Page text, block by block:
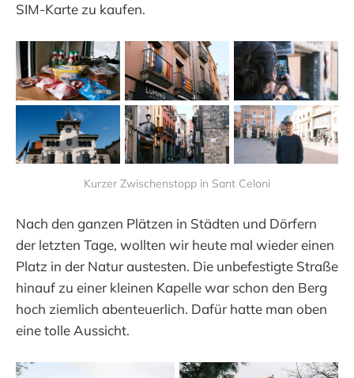
SIM-Karte zu kaufen.
Kurzer Zwischenstopp in Sant Celoni
Nach den ganzen Plätzen in Städten und Dörfern
der letzten Tage, wollten wir heute mal wieder einen
Platz in der Natur austesten. Die unbefestigte Straße
hinauf zu einer kleinen Kapelle war schon den Berg
hoch ziemlich abenteuerlich. Dafür hatte man oben
eine tolle Aussicht.